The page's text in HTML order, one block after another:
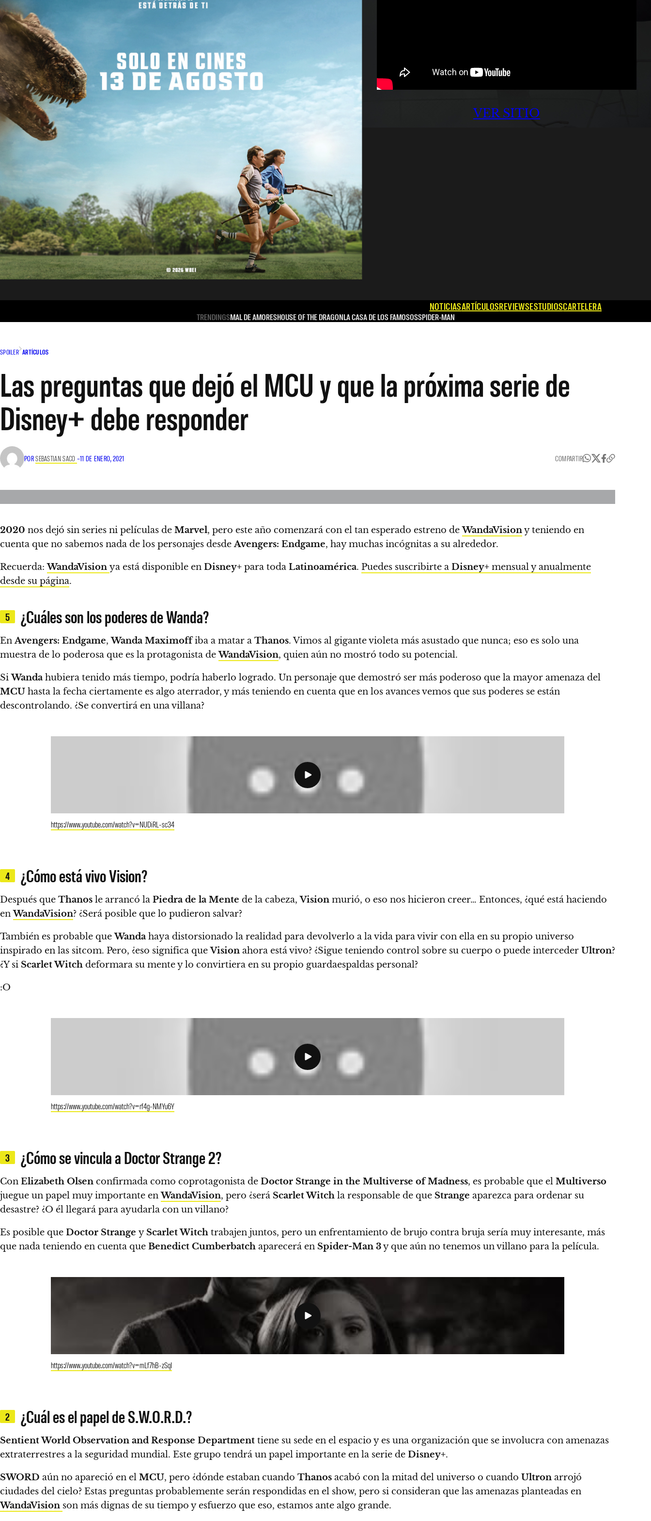
VER SITIO
NOTICIASARTÍCULOSREVIEWSESTUDIOSCARTELERA
TRENDINGSMAL DE AMORESHOUSE OF THE DRAGONLA CASA DE LOS FAMOSOSSPIDER-MAN
SPOILER ARTÍCULOS
Las preguntas que dejó el MCU y que la próxima serie de
Disney+ debe responder
PORSEBASTIAN SACO –11 DE ENERO, 2021 COMPARTIR
2020 nos dejó sin series ni películas de Marvel, pero este año comenzará con el tan esperado estreno deWandaVisiony teniendo en
cuenta que no sabemos nada de los personajes desdeAvengers: Endgame, hay muchas incógnitas a su alrededor.
Recuerda:WandaVision ya está disponible en Disney+ para toda Latinoamérica. Puedes suscribirte a Disney+ mensual y anualmente
desde su página.
5 ¿Cuáles son los poderes de Wanda?
EnAvengers: Endgame,Wanda Maximoffiba a matar a Thanos. Vimos al gigante violeta más asustado que nunca; eso es solo una
muestra de lo poderosa que es la protagonista deWandaVision, quien aún no mostró todo su potencial.
SiWanda hubiera tenido más tiempo, podría haberlo logrado. Un personaje que demostró ser más poderoso que la mayor amenaza del
MCU hasta la fecha ciertamente es algo aterrador, y más teniendo en cuenta que en los avances vemos que sus poderes se están
descontrolando. ¿Se convertirá en una villana?
https://www.youtube.com/watch?v=NUDiRL-sc34
4 ¿Cómo está vivo Vision?
Después que Thanos le arrancó la Piedra de la Mente de la cabeza,Vision murió, o eso nos hicieron creer… Entonces, ¿qué está haciendo
enWandaVision? ¿Será posible que lo pudieron salvar?
También es probable queWanda haya distorsionado la realidad para devolverlo a la vida para vivir con ella en su propio universo
inspirado en las sitcom. Pero, ¿eso significa queVision ahora está vivo? ¿Sigue teniendo control sobre su cuerpo o puede interceder Ultron?
¿Y si Scarlet Witch deformara su mente y lo convirtiera en su propio guardaespaldas personal?
:O
https://www.youtube.com/watch?v=rf4g-NMYu6Y
3 ¿Cómo se vincula a Doctor Strange 2?
Con Elizabeth Olsen confirmada como coprotagonista de Doctor Strange in the Multiverse of Madness, es probable que el Multiverso
juegue un papel muy importante enWandaVision, pero ¿será Scarlet Witch la responsable de que Strange aparezca para ordenar su
desastre? ¿O él llegará para ayudarla con un villano?
Es posible que Doctor Strange y Scarlet Witch trabajen juntos, pero un enfrentamiento de brujo contra bruja sería muy interesante, más
que nada teniendo en cuenta que Benedict Cumberbatch aparecerá en Spider-Man 3y que aún no tenemos un villano para la película.
https://www.youtube.com/watch?v=mLf7hB-zSqI
2 ¿Cuál es el papel de S.W.O.R.D.?
Sentient World Observation and Response Department tiene su sede en el espacio y es una organización que se involucra con amenazas
extraterrestres a la seguridad mundial. Este grupo tendrá un papel importante en la serie de Disney+.
SWORD aún no apareció en el MCU, pero ¿dónde estaban cuando Thanos acabó con la mitad del universo o cuando Ultron arrojó
ciudades del cielo? Estas preguntas probablemente serán respondidas en el show, pero si consideran que las amenazas planteadas en
WandaVision son más dignas de su tiempo y esfuerzo que eso, estamos ante algo grande.